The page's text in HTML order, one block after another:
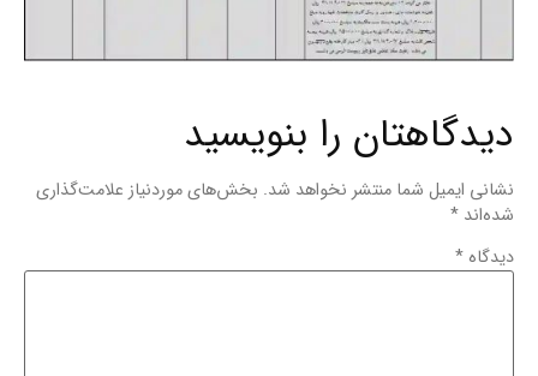
دیدگاهتان را بنویسید
نشانی ایمیل شما منتشر نخواهد شد. بخش‌های موردنیاز علامت‌گذاری
شده‌اند *
دیدگاه *